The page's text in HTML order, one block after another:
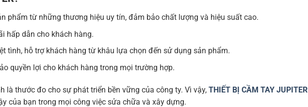
phẩm từ những thương hiệu uy tín, đảm bảo chất lượng và hiệu suất cao.
hấp dẫn cho khách hàng.
tình, hỗ trợ khách hàng từ khâu lựa chọn đến sử dụng sản phẩm.
quyền lợi cho khách hàng trong mọi trường hợp.
là thước đo cho sự phát triển bền vững của công ty. Vì vậy, THIẾT BỊ CẦM TAY JUPITER
của bạn trong mọi công việc sửa chữa và xây dựng.